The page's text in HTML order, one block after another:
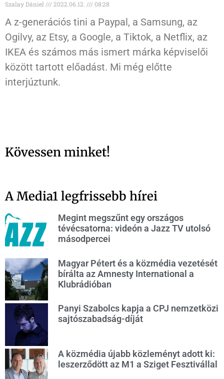
Szalay Dániel 2022.06.12. 08:28
A z-generációs tini a Paypal, a Samsung, az
Ogilvy, az Etsy, a Google, a Tiktok, a Netflix, az
IKEA és számos más ismert márka képviselői
között tartott előadást. Mi még előtte
interjúztunk.
Kövessen minket!
A Media1 legfrissebb hírei
Megint megszűnt egy országos
tévécsatorna: videón a Jazz TV utolsó
másodpercei
Magyar Pétert és a közmédia vezetését
bírálta az Amnesty International a
Klubrádióban
Panyi Szabolcs kapja a CPJ nemzetközi
sajtószabadság-díját
A közmédia újabb közleményt adott ki:
leszerződött az M1 a Sziget Fesztivállal